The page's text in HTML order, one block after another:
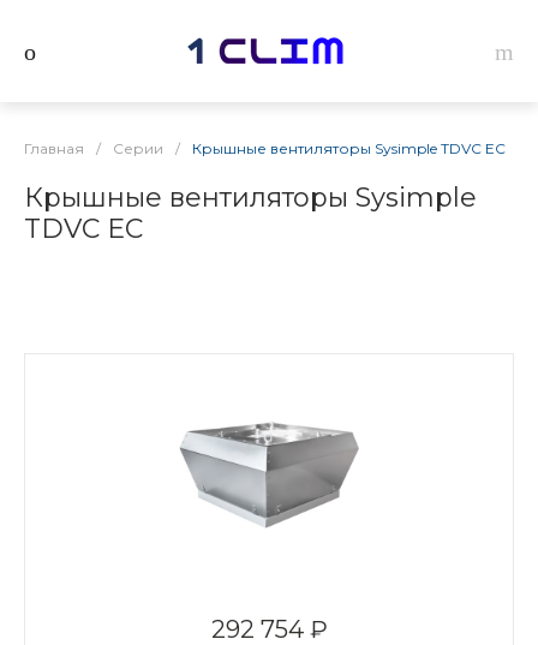
Главная / Серии / Крышные вентиляторы Sysimple TDVC EC
Крышные вентиляторы Sysimple
TDVC EC
292 754 ₽